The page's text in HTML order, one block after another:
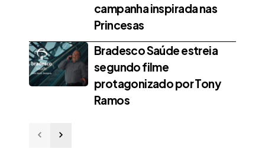
campanha inspirada nas
Princesas
Bradesco Saúde estreia
segundo filme
protagonizado por Tony
Ramos